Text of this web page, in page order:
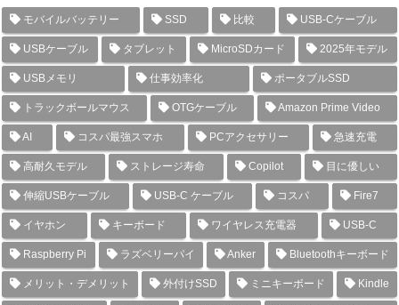
モバイルバッテリー SSD 比較 USB-Cケーブル
USBケーブル タブレット MicroSDカード 2025年モデル
USBメモリ 仕事効率化 ポータブルSSD
トラックボールマウス OTGケーブル Amazon Prime Video
AI コスパ最強スマホ PCアクセサリー 急速充電
高耐久モデル ストレージ寿命 Copilot 目に優しい
伸縮USBケーブル USB-C ケーブル コスパ Fire7
イヤホン キーボード ワイヤレス充電器 USB-C
Raspberry Pi ラズベリーパイ Anker Bluetoothキーボード
メリット・デメリット 外付けSSD ミニキーボード Kindle